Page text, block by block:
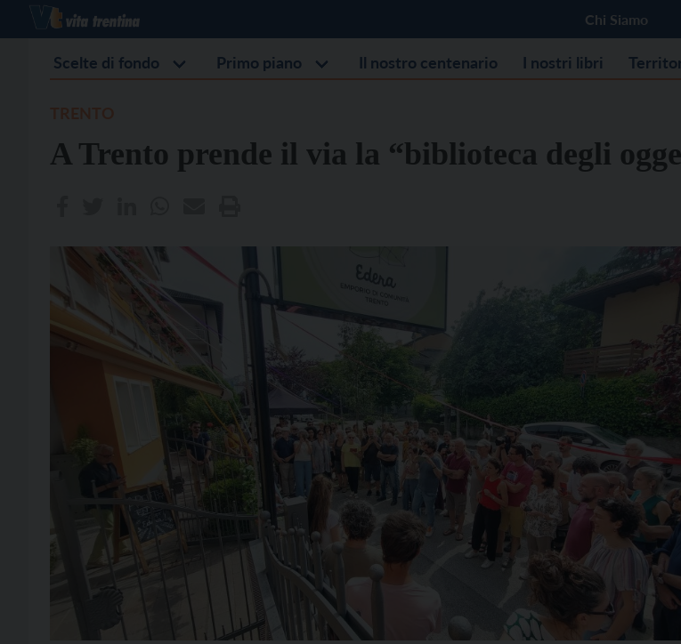
Chi Siamo
Scelte di fondo Primo piano Il nostro centenario I nostri libri
A Trento prende il via la “biblioteca degli